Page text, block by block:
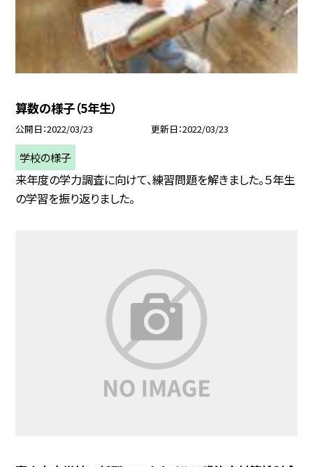
算数の様子（5年生）
公開日 2022/03/23 更新日 2022/03/23
学校の様子
来年度の学力調査に向けて、練習問題を解きました。５年生
の学習を振り返りました。